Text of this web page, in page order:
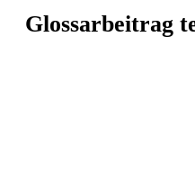
Glossarbeitrag